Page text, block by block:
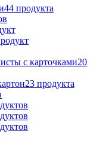
44 продукта
с карточками20
23 продукта